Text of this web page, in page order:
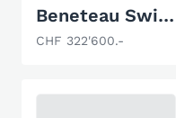
Beneteau Swift Trawler 37 Sedan
CHF 322'600.-